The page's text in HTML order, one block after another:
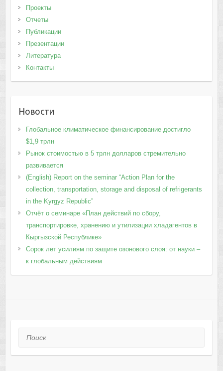
Проекты
Отчеты
Публикации
Презентации
Литература
Контакты
Новости
Глобальное климатическое финансирование достигло
$1,9 трлн
Рынок стоимостью в 5 трлн долларов стремительно
развивается
(English) Report on the seminar “Action Plan for the
collection, transportation, storage and disposal of refrigerants
in the Kyrgyz Republic”
Отчёт о семинаре «План действий по сбору,
транспортировке, хранению и утилизации хладагентов в
Кыргызской Республике»
Сорок лет усилиям по защите озонового слоя: от науки –
к глобальным действиям
Поиск